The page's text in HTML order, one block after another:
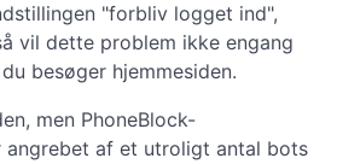
"forbliv logget ind",
vil dette problem ikke engang
besøger hjemmesiden.
men PhoneBlock-
angrebet af et utroligt antal bots